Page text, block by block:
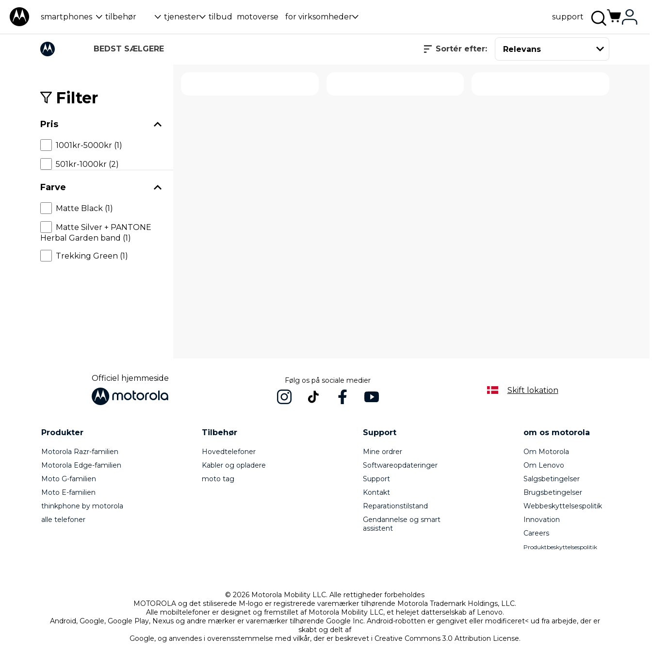
smartphones tilbehør tjenester tilbud motoverse for virksomheder support
BEDST SÆLGERE Sortér efter:
Filter
Pris
1001kr-5000kr (1)
501kr-1000kr (2)
Farve
Matte Black (1)
Matte Silver + PANTONE
Herbal Garden band (1)
Trekking Green (1)
Officiel hjemmeside Følg os på sociale medier
Skift lokation
Produkter
Motorola Razr-familien
Motorola Edge-familien
Moto G-familien
Moto E-familien
thinkphone by motorola
alle telefoner
Tilbehør
Hovedtelefoner
Kabler og opladere
moto tag
Support
Mine ordrer
Softwareopdateringer
Support
Kontakt
Reparationstilstand
Gendannelse og smart
assistent
om os motorola
Om Motorola
Om Lenovo
Salgsbetingelser
Brugsbetingelser
Webbeskyttelsespolitik
Innovation
Careers
Produktbeskyttelsespolitik
© 2026 Motorola Mobility LLC. Alle rettigheder forbeholdes
MOTOROLA og det stiliserede M-logo er registrerede varemærker tilhørende Motorola Trademark Holdings, LLC.
Alle mobiltelefoner er designet og fremstillet af Motorola Mobility LLC, et helejet datterselskab af Lenovo.
Android, Google, Google Play, Nexus og andre mærker er varemærker tilhørende Google Inc. Android-robotten er gengivet eller modificeret< ud fra arbejde, der er
skabt og delt af
Google, og anvendes i overensstemmelse med vilkår, der er beskrevet i Creative Commons 3.0 Attribution License.